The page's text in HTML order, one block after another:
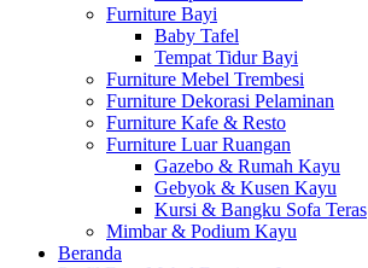
Furniture Bayi
Baby Tafel
Tempat Tidur Bayi
Furniture Mebel Trembesi
Furniture Dekorasi Pelaminan
Furniture Kafe & Resto
Furniture Luar Ruangan
Gazebo & Rumah Kayu
Gebyok & Kusen Kayu
Kursi & Bangku Sofa Teras
Mimbar & Podium Kayu
Beranda